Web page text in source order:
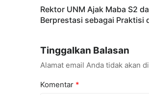
Rektor UNM Ajak Maba S2
Berprestasi sebagai Praktisi
Tinggalkan Balasan
Alamat email Anda tidak akan
Komentar *